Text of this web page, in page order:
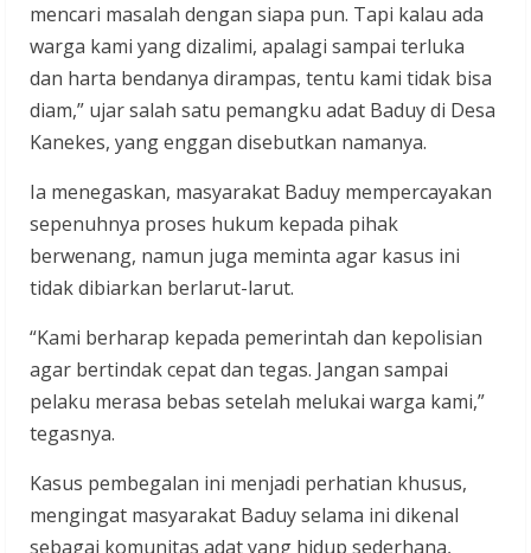
mencari masalah dengan siapa pun. Tapi kalau ada
warga kami yang dizalimi, apalagi sampai terluka
dan harta bendanya dirampas, tentu kami tidak bisa
diam,” ujar salah satu pemangku adat Baduy di Desa
Kanekes, yang enggan disebutkan namanya.
Ia menegaskan, masyarakat Baduy mempercayakan
sepenuhnya proses hukum kepada pihak
berwenang, namun juga meminta agar kasus ini
tidak dibiarkan berlarut-larut.
“Kami berharap kepada pemerintah dan kepolisian
agar bertindak cepat dan tegas. Jangan sampai
pelaku merasa bebas setelah melukai warga kami,”
tegasnya.
Kasus pembegalan ini menjadi perhatian khusus,
mengingat masyarakat Baduy selama ini dikenal
sebagai komunitas adat yang hidup sederhana,